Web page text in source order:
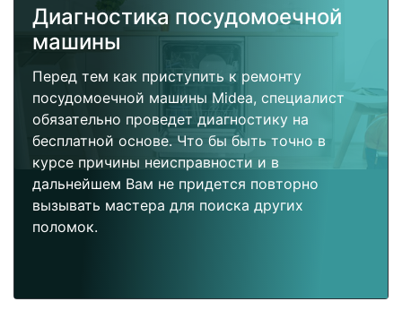
Диагностика посудомоечной
машины
Перед тем как приступить к ремонту
посудомоечной машины Midea, специалист
обязательно проведет диагностику на
бесплатной основе. Что бы быть точно в
курсе причины неисправности и в
дальнейшем Вам не придется повторно
вызывать мастера для поиска других
поломок.